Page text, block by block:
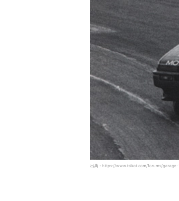
出典：https://www.tsikot.com/forums/